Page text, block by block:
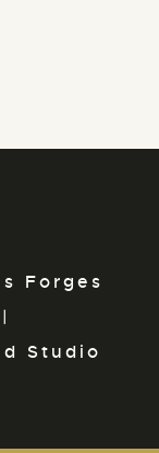
Forges
Studio